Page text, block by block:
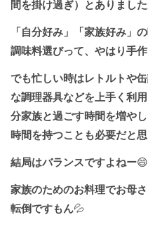
間を掛け過ぎ）とありまし
「自分好み」「家族好み」
調味料選びって、やはり手
でも忙しい時はレトルトや
な調理器具などを上手く利
分家族と過ごす時間を増や
時間を持つことも必要だと
結局はバランスですよねー😄
家族のためのお料理でお母
転倒ですもん💦